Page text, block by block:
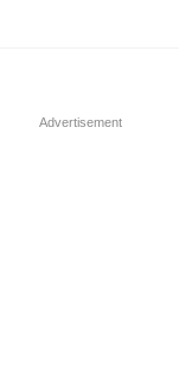
Advertisement